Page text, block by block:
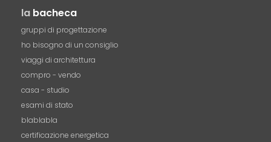
la bacheca
gruppi di progettazione
ho bisogno di un consiglio
viaggi di architettura
compro - vendo
casa - studio
esami di stato
blablabla
certificazione energetica